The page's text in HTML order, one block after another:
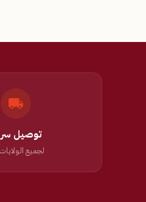
توصيل
لجميع الولايات 58